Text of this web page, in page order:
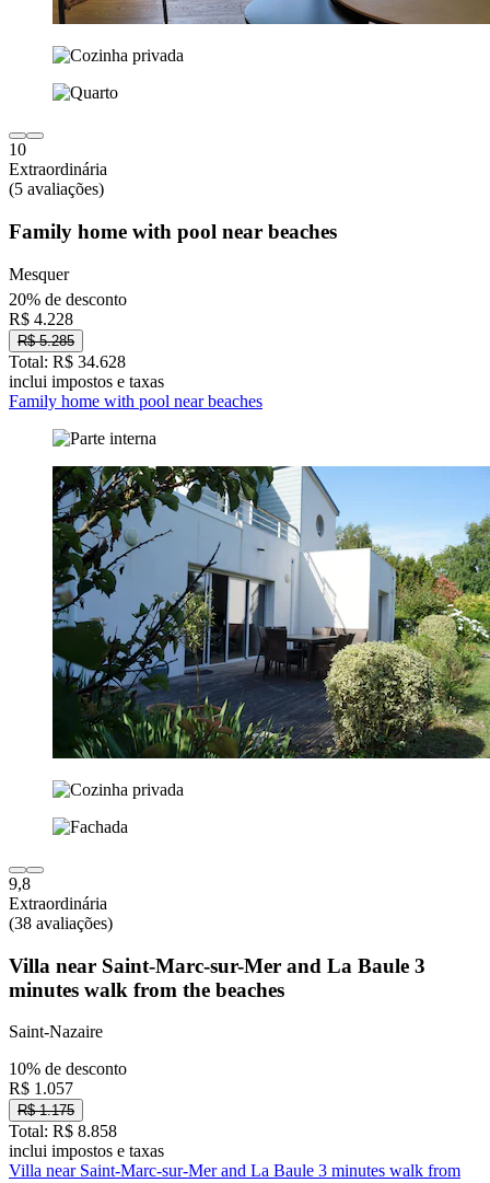
10
Extraordinária
(5 avaliações)
Family home with pool near beaches
Mesquer
20% de desconto
R$ 4.228
R$ 5.285
Total: R$ 34.628
inclui impostos e taxas
Family home with pool near beaches
9,8
Extraordinária
(38 avaliações)
Villa near Saint-Marc-sur-Mer and La Baule 3
minutes walk from the beaches
Saint-Nazaire
10% de desconto
R$ 1.057
R$ 1.175
Total: R$ 8.858
inclui impostos e taxas
Villa near Saint-Marc-sur-Mer and La Baule 3 minutes walk from